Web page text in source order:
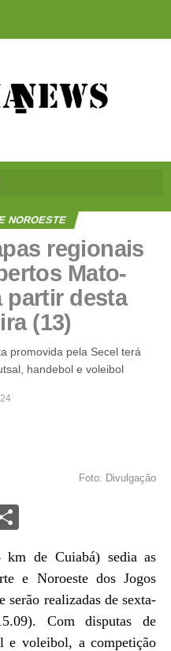
NOROESTE
regionais
Mato-
partir desta
(13)
promovida pela Secel terá
handebol e voleibol
Foto: Divulgação
Share
de Cuiabá) sedia as
e Noroeste dos Jogos
serão realizadas de sexta-
Com disputas de
e voleibol, a competição